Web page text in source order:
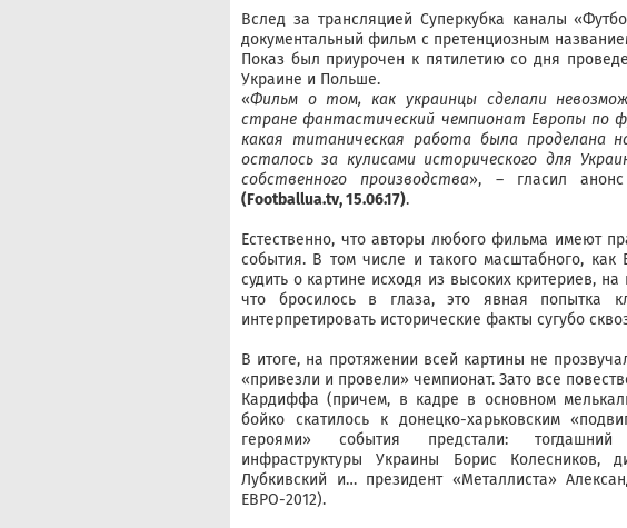
Вслед за трансляцией Суперкубка каналы
документальный фильм с претенциозным
Показ был приурочен к пятилетию со дня
Украине и Польше.
«Фильм о том, как украинцы сделали
стране фантастический чемпионат Европы по
какая титаническая работа была проделана
осталось за кулисами исторического для
собственного производства», – гласил
(Footballua.tv, 15.06.17).
Естественно, что авторы любого фильма имеют
события. В том числе и такого масштабного, как
судить о картине исходя из высоких критериев,
что бросилось в глаза, это явная попытка
интерпретировать исторические факты сугубо
В итоге, на протяжении всей картины не
«привезли и провели» чемпионат. Зато все
Кардиффа (причем, в кадре в основном
бойко скатилось к донецко-харьковским
героями» события предстали: тогдашний
инфраструктуры Украины Борис
Лубкивский и… президент «Металлиста»
ЕВРО-2012).